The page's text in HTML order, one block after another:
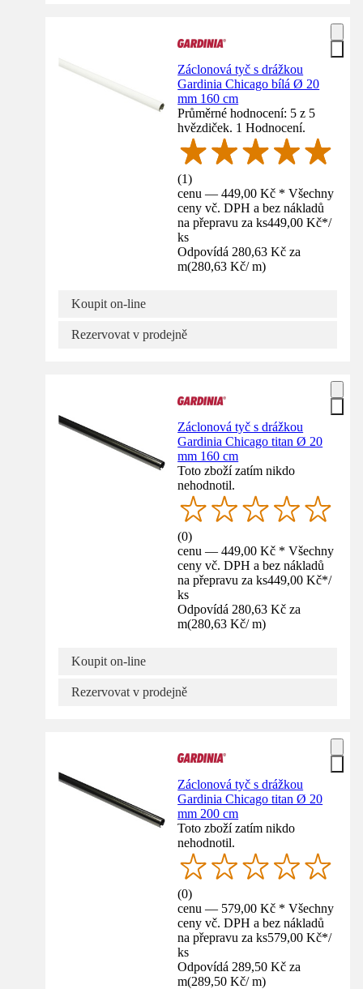
Záclonová tyč s drážkou
Gardinia Chicago bílá Ø 20
mm 160 cm
Průměrné hodnocení: 5 z 5
hvězdiček. 1 Hodnocení.
(1)
cenu — 449,00 Kč * Všechny
ceny vč. DPH a bez nákladů
na přepravu za ks449,00 Kč*/
ks
Odpovídá 280,63 Kč za
m(280,63 Kč/ m)
Koupit on-line
Rezervovat v prodejně
Záclonová tyč s drážkou
Gardinia Chicago titan Ø 20
mm 160 cm
Toto zboží zatím nikdo
nehodnotil.
(0)
cenu — 449,00 Kč * Všechny
ceny vč. DPH a bez nákladů
na přepravu za ks449,00 Kč*/
ks
Odpovídá 280,63 Kč za
m(280,63 Kč/ m)
Koupit on-line
Rezervovat v prodejně
Záclonová tyč s drážkou
Gardinia Chicago titan Ø 20
mm 200 cm
Toto zboží zatím nikdo
nehodnotil.
(0)
cenu — 579,00 Kč * Všechny
ceny vč. DPH a bez nákladů
na přepravu za ks579,00 Kč*/
ks
Odpovídá 289,50 Kč za
m(289,50 Kč/ m)